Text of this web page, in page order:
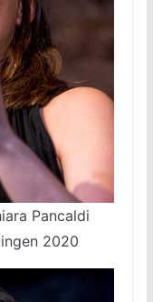
Pancaldi
2020